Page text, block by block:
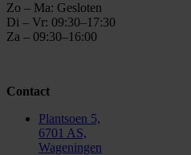
Zo – Ma: Gesloten
Di – Vr: 09:30–17:30
Za – 09:30–16:00
Contact
Plantsoen 5,
6701 AS,
Wageningen